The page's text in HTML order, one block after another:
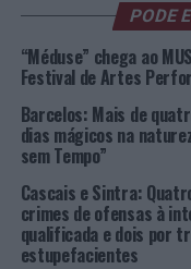
onde haverá
feira de adoção
Parque Urbano 25 de
às 18h00, com
Programação
CMLC – Casa
PODE
“Méduse” chega ao
Festival de Artes
Barcelos: Mais de
dias mágicos na
sem Tempo”
Cascais e Sintra:
crimes de ofensas à
qualificada e dois por
estupefacientes